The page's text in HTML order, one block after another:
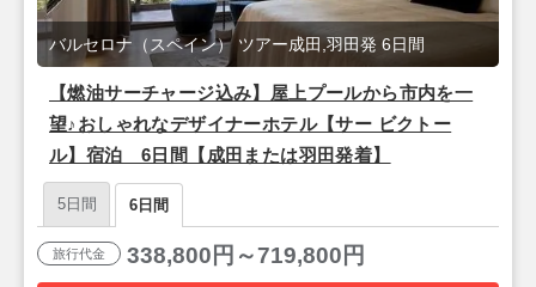
【燃油サーチャージ込み】屋上プールから市内を一
望♪おしゃれなデザイナーホテル【サー ビクトー
ル】宿泊 6日間【成田または羽田発着】
バルセロナ（スペイン） ツアー成田,羽田発 6日間
5日間 6日間
旅行代金 338,800円～719,800円